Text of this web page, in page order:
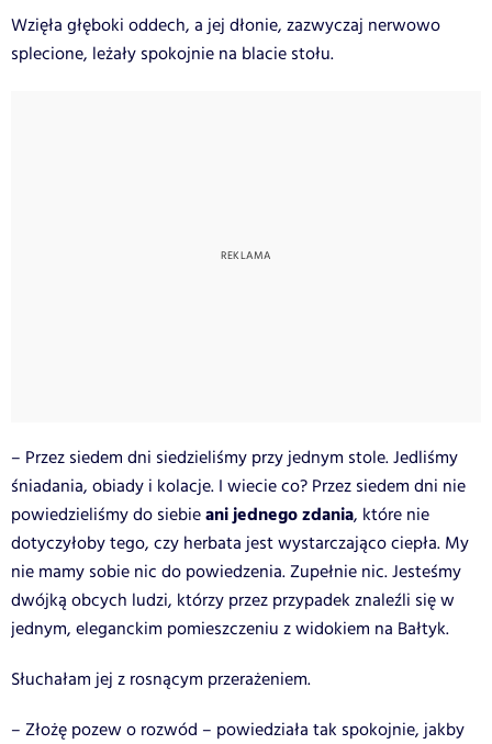
Wzięła głęboki oddech, a jej dłonie, zazwyczaj nerwowo
splecione, leżały spokojnie na blacie stołu.
– Przez siedem dni siedzieliśmy przy jednym stole. Jedliśmy
śniadania, obiady i kolacje. I wiecie co? Przez siedem dni nie
powiedzieliśmy do siebieani jednego zdania, które nie
dotyczyłoby tego, czy herbata jest wystarczająco ciepła. My
nie mamy sobie nic do powiedzenia. Zupełnie nic. Jesteśmy
dwójką obcych ludzi, którzy przez przypadek znaleźli się w
jednym, eleganckim pomieszczeniu z widokiem na Bałtyk.
Słuchałam jej z rosnącym przerażeniem.
– Złożę pozew o rozwód – powiedziała tak spokojnie, jakby